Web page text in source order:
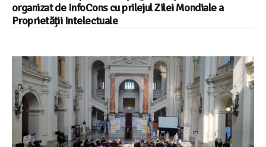
organizat de InfoCons cu prilejul Zilei Mondiale a
Proprietății Intelectuale